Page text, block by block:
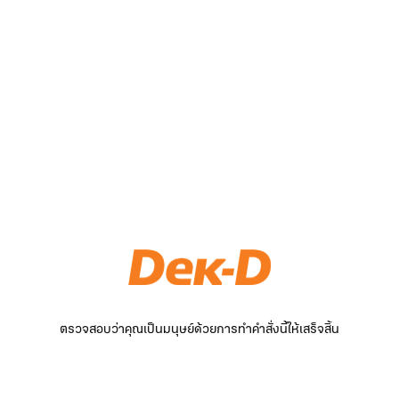
ตรวจสอบว่าคุณเป็นมนุษย์ด้วยการทำคำสั่งนี้ให้เสร็จสิ้น